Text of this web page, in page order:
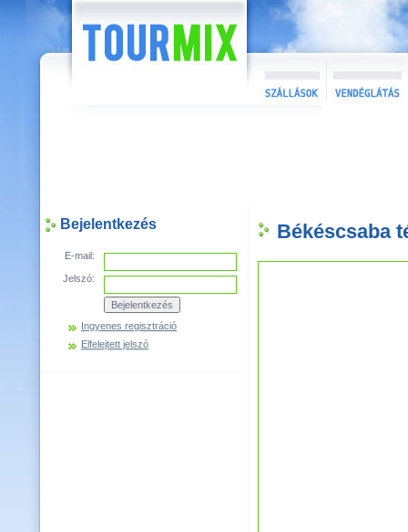
Bejelentkezés
E-mail:
Jelszó:
Ingyenes regisztráció
Elfelejtett jelszó
Békéscsaba